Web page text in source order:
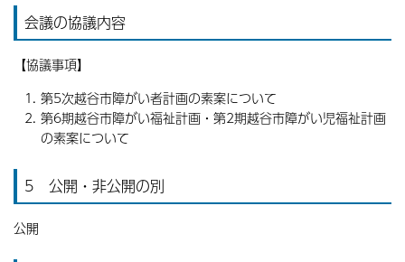
会議の協議内容
【協議事項】
第5次越谷市障がい者計画の素案について
第6期越谷市障がい福祉計画・第2期越谷市障がい児福祉計画
の素案について
5 公開・非公開の別
公開